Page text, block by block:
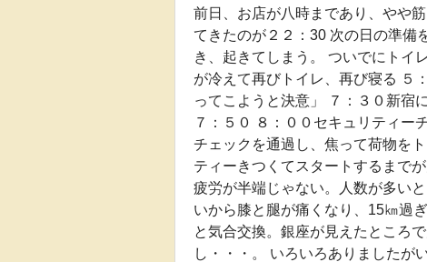
前日、お店が八時まであり、やや
てきたのが２２：30 次の日の準備
き、起きてしまう。 ついでにトイ
が冷えて再びトイレ、再び寝る ５
ってこようと決意」 ７：３０新宿
７：５０ ８：００セキュリティー
チェックを通過し、焦って荷物を
ティーきつくてスタートするまで
疲労が半端じゃない。人数が多い
いから膝と腿が痛くなり、15㎞過
と気合交換。銀座が見えたところ
し・・・。 いろいろありましたが